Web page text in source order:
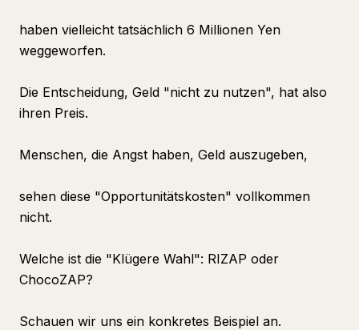
haben vielleicht tatsächlich 6 Millionen Yen
weggeworfen.
Die Entscheidung, Geld "nicht zu nutzen", hat also
ihren Preis.
Menschen, die Angst haben, Geld auszugeben,
sehen diese "Opportunitätskosten" vollkommen
nicht.
Welche ist die "Klügere Wahl": RIZAP oder
ChocoZAP?
Schauen wir uns ein konkretes Beispiel an.